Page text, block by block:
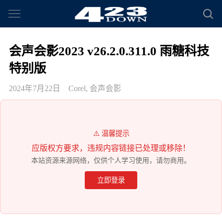
会声会影2023 v26.2.0.311.0 雨糖科技
特别版
2024年7月22日 Corel, 会声会影
⚠️ 温馨提示
应版权方要求，违规内容链接已处理或移除！
本站资源来源网络，仅供个人学习使用，请勿商用。
立即登录